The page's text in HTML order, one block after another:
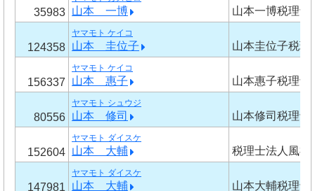
35983 山本 一博 山本一博税理士
124358
ヤマモト ケイコ
山本 圭位子 山本圭位子税理
156337
ヤマモト ケイコ
山本 惠子 山本惠子税理士
80556
ヤマモト シュウジ
山本 修司 山本修司税理士
152604
ヤマモト ダイスケ
山本 大輔 税理士法人風神
147981
ヤマモト ダイスケ
山本 大輔 山本大輔税理士